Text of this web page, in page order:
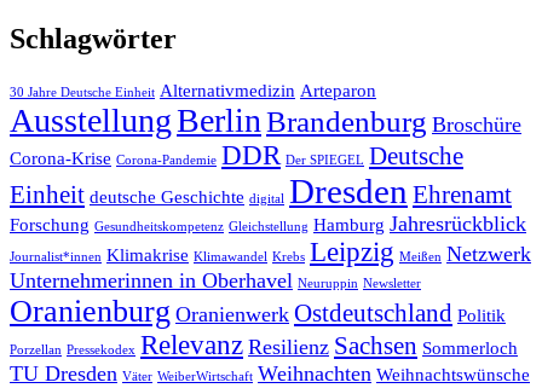
Schlagwörter
30 Jahre Deutsche Einheit Alternativmedizin Arteparon
AusstellungBerlinBrandenburg Broschüre
Corona-Krise Corona-Pandemie DDR Der SPIEGEL Deutsche
Einheit deutsche Geschichte digital Dresden Ehrenamt
Forschung Gesundheitskompetenz Gleichstellung Hamburg Jahresrückblick
Journalist*innen Klimakrise Klimawandel Krebs Leipzig Meißen Netzwerk
Unternehmerinnen in Oberhavel Neuruppin Newsletter
Oranienburg Oranienwerk Ostdeutschland Politik
Porzellan Pressekodex Relevanz Resilienz Sachsen Sommerloch
TU Dresden Väter WeiberWirtschaft Weihnachten Weihnachtswünsche